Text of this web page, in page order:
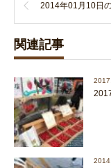
2014年01月10日
関連記事